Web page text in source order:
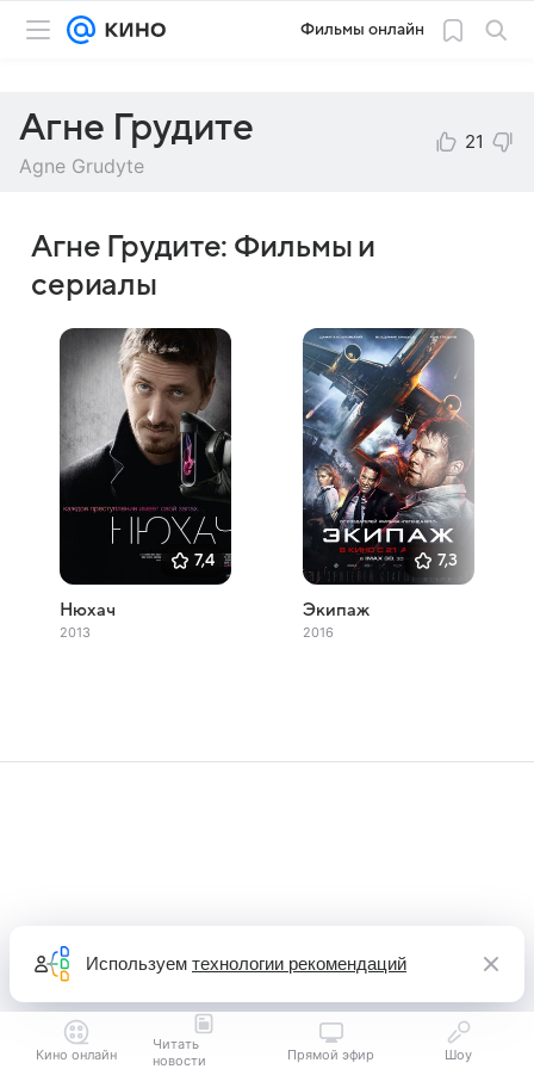
Фильмы онлайн
Агне Грудите
Agne Grudyte
21
Агне Грудите: Фильмы и
сериалы
7,4
Нюхач
2013
7,3
Экипаж
2016
Кино онлайн
Читать
новости
Прямой эфир Шоу
Используем технологии рекомендаций